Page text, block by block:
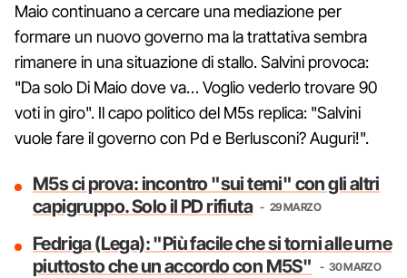
Maio continuano a cercare una mediazione per
formare un nuovo governo ma la trattativa sembra
rimanere in una situazione di stallo. Salvini provoca:
"Da solo Di Maio dove va… Voglio vederlo trovare 90
voti in giro". Il capo politico del M5s replica: "Salvini
vuole fare il governo con Pd e Berlusconi? Auguri!".
M5s ci prova: incontro "sui temi" con gli altri
capigruppo. Solo il PD rifiuta
29 MARZO
Fedriga (Lega): "Più facile che si torni alle urne
piuttosto che un accordo con M5S"
30 MARZO